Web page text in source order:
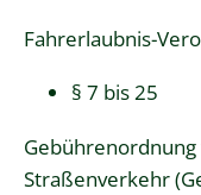
Fahrerlaubnis-
§ 7 bis 25
Straßenverkehr